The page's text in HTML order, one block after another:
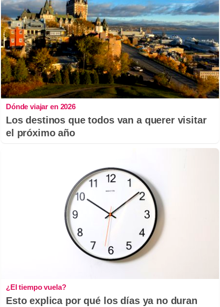
Dónde viajar en 2026
Los destinos que todos van a querer visitar
el próximo año
¿El tiempo vuela?
Esto explica por qué los días ya no duran